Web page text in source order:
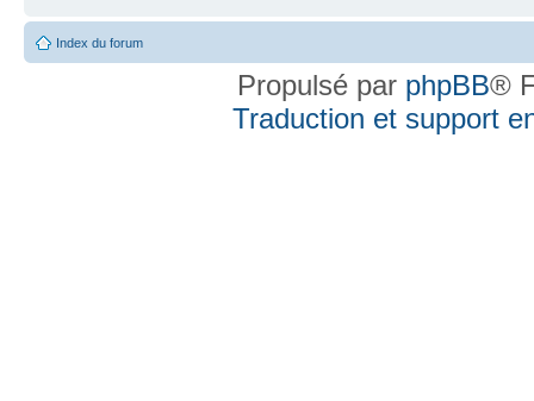
Index du forum
Propulsé par phpBB®
Traduction et support